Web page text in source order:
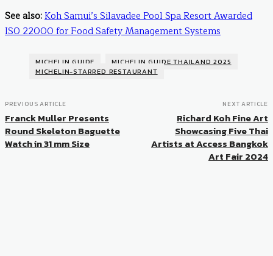
See also:Koh Samui’s Silavadee Pool Spa Resort Awarded
ISO 22000 for Food Safety Management Systems
MICHELIN GUIDE
MICHELIN GUIDE THAILAND 2025
MICHELIN-STARRED RESTAURANT
PREVIOUS ARTICLE
Franck Muller Presents
Round Skeleton Baguette
Watch in 31 mm Size
NEXT ARTICLE
Richard Koh Fine Art
Showcasing Five Thai
Artists at Access Bangkok
Art Fair 2024